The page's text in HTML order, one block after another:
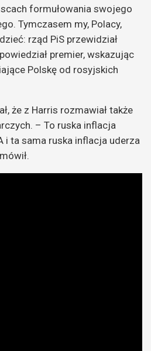
formułowania swojego
Tymczasem my, Polacy,
rząd PiS przewidział
premier, wskazując
Polskę od rosyjskich
że z Harris rozmawiał także
– To ruska inflacja
i ta sama ruska inflacja uderza